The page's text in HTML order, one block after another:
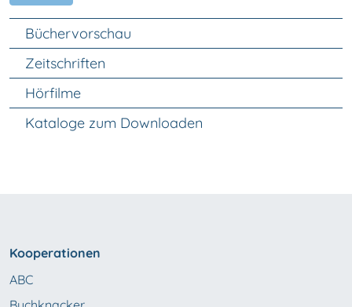
Unter Navigation
Büchervorschau
Zeitschriften
Hörfilme
Kataloge zum Downloaden
Kooperationen
ABC